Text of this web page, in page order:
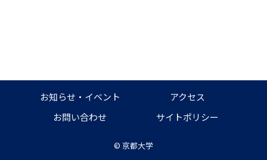
© 京都大学
お知らせ・イベント
アクセス
お問い合わせ
サイトポリシー